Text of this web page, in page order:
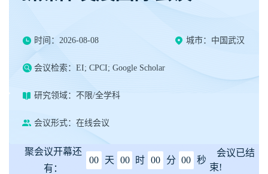
时间：2026-08-08 城市：中国武汉
会议检索：EI; CPCI; Google Scholar
研究领域：不限/全学科
会议形式：在线会议
聚会议开幕还
有：
00 天 00 时 00 分 00 秒
会议已结
束!